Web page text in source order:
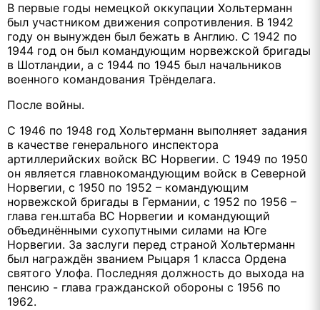
В первые годы немецкой оккупации Хольтерманн
был участником движения сопротивления. В 1942
году он вынужден был бежать в Англию. С 1942 по
1944 год он был командующим норвежской бригады
в Шотландии, а с 1944 по 1945 был начальников
военного командования Трёнделага.
После войны.
С 1946 по 1948 год Хольтерманн выполняет задания
в качестве генерального инспектора
артиллерийских войск ВС Норвегии. С 1949 по 1950
он является главнокомандующим войск в Северной
Норвегии, с 1950 по 1952 – командующим
норвежской бригады в Германии, с 1952 по 1956 –
глава ген.штаба ВС Норвегии и командующий
объединёнными сухопутными силами на Юге
Норвегии. За заслуги перед страной Хольтерманн
был награждён званием Рыцаря 1 класса Ордена
святого Улофа. Последняя должность до выхода на
пенсию - глава гражданской обороны с 1956 по
1962.